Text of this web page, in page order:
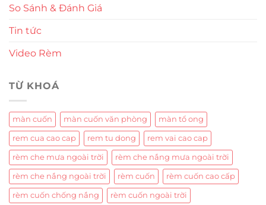
So Sánh & Đánh Giá
Tin tức
Video Rèm
TỪ KHOÁ
màn cuốn màn cuốn văn phòng màn tổ ong
rem cua cao cap rem tu dong rem vai cao cap
rèm che mưa ngoài trời rèm che nắng mưa ngoài trời
rèm che nắng ngoài trời rèm cuốn rèm cuốn cao cấp
rèm cuốn chống nắng rèm cuốn ngoài trời